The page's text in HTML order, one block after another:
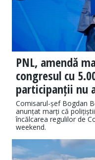
PNL, amendă
congresul cu
participanții nu
Comisarul-șef Bogdan
anunțat marți că
încălcarea regulilor de
weekend.